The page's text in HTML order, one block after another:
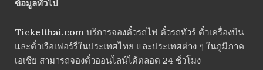
ข้อมูลทั่วไป
Ticketthai.comบริการจองตั๋วรถไฟ ตั๋วรถทัวร์ ตั๋วเครื่องบิน
และตั๋วเรือเฟอร์รี่ในประเทศไทย และประเทศต่าง ๆ ในภูมิภาค
เอเซีย สามารถจองตั๋วออนไลน์ได้ตลอด 24 ชั่วโมง